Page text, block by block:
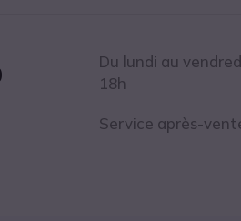
Du lundi au
18h
Service après-